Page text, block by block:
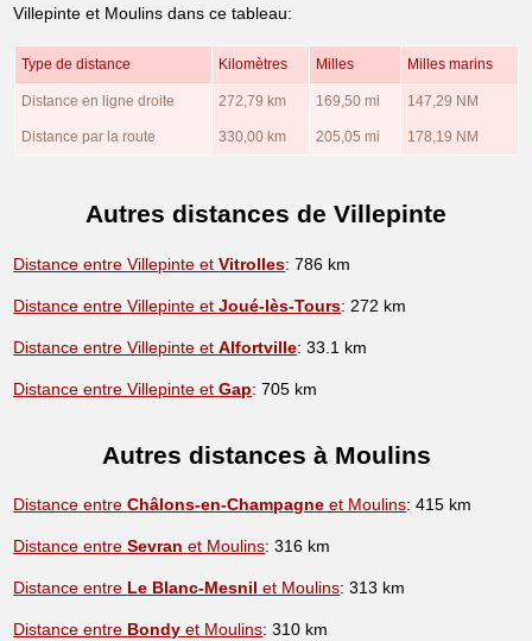
Villepinte et Moulins dans ce tableau:
Type de distance Kilomètres Milles Milles marins
Distance en ligne droite 272,79 km 169,50 mi 147,29 NM
Distance par la route 330,00 km 205,05 mi 178,19 NM
Autres distances de Villepinte
Distance entre Villepinte etVitrolles: 786 km
Distance entre Villepinte etJoué-lès-Tours: 272 km
Distance entre Villepinte etAlfortville: 33.1 km
Distance entre Villepinte etGap: 705 km
Autres distances à Moulins
Distance entreChâlons-en-Champagne et Moulins: 415 km
Distance entreSevran et Moulins: 316 km
Distance entre Le Blanc-Mesnil et Moulins: 313 km
Distance entre Bondy et Moulins: 310 km